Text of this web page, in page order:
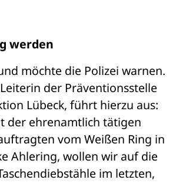
werden
möchte die Polizei warnen.
der Präventionsstelle
Lübeck, führt hierzu aus:
der ehrenamtlich tätigen
vom Weißen Ring in
Ahlering, wollen wir auf die
im letzten,